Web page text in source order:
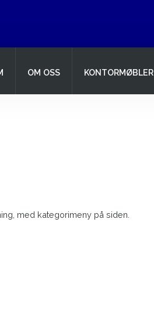
OM OSS KONTORMØBLER
med kategorimeny på siden.